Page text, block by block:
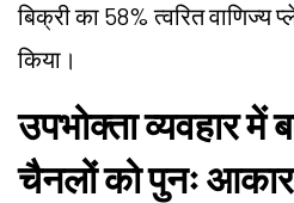
बिक्री का 58% त्वरित वाणिज्य
किया।
उपभोक्ता व्यवहार में
चैनलों को पुनः आकार